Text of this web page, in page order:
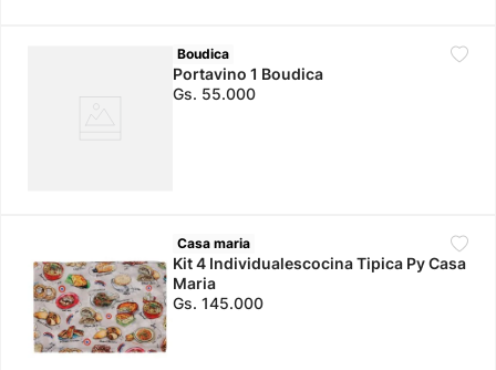
Boudica
Portavino 1 Boudica
Gs. 55.000
Casa maria
Kit 4 Individualescocina Tipica Py Casa
Maria
Gs. 145.000